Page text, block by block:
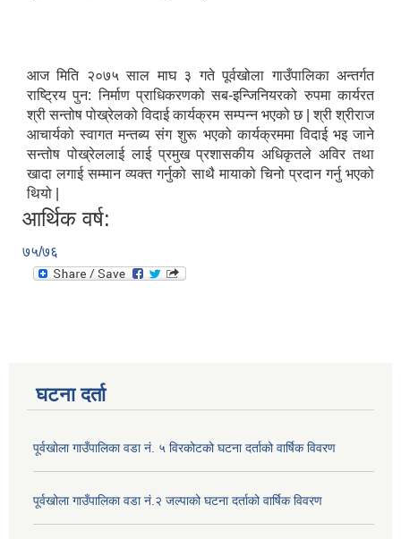
आज मिति २०७५ साल माघ ३ गते पूर्वखोला गाउँपालिका अन्तर्गत
राष्ट्रिय पुन: निर्माण प्राधिकरणको सब-इन्जिनियरको रुपमा कार्यरत
श्री सन्तोष पोख्रेलको विदाई कार्यक्रम सम्पन्न भएको छ | श्री श्रीराज
आचार्यको स्वागत मन्तब्य संग शुरू भएको कार्यक्रममा विदाई भइ जाने
सन्तोष पोख्रेललाई लाई प्रमुख प्रशासकीय अधिकृतले अविर तथा
खादा लगाई सम्मान व्यक्त गर्नुको साथै मायाको चिनो प्रदान गर्नु भएको
थियो |
आर्थिक वर्ष:
७५/७६
घटना दर्ता
पूर्वखोला गाउँपालिका वडा नं. ५ विरकोटको घटना दर्ताको वार्षिक विवरण
पूर्वखोला गाउँपालिका वडा नं.२ जल्पाको घटना दर्ताको वार्षिक विवरण